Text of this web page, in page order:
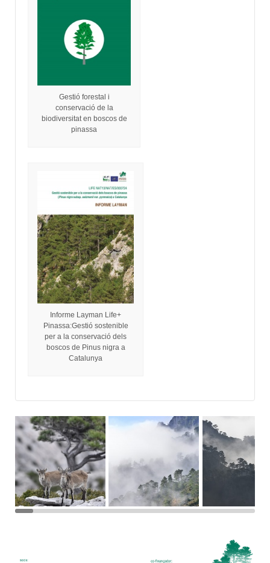
Gestió forestal i
conservació de la
biodiversitat en boscos de
pinassa
Informe Layman Life+
Pinassa:Gestió sostenible
per a la conservació dels
boscos de Pinus nigra a
Catalunya